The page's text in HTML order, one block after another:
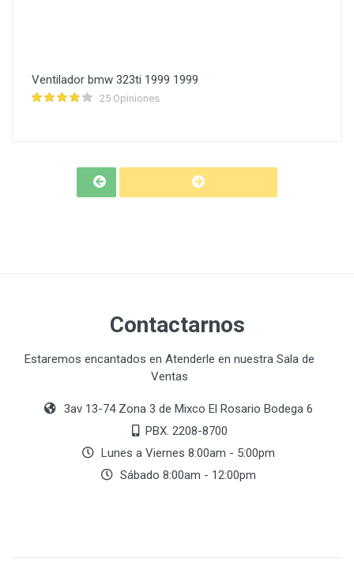
Ventilador bmw 323ti 1999 1999
25 Opiniones
Contactarnos
Estaremos encantados en Atenderle en nuestra Sala de
Ventas
3av 13-74 Zona 3 de Mixco El Rosario Bodega 6
PBX. 2208-8700
Lunes a Viernes 8:00am - 5:00pm
Sábado 8:00am - 12:00pm